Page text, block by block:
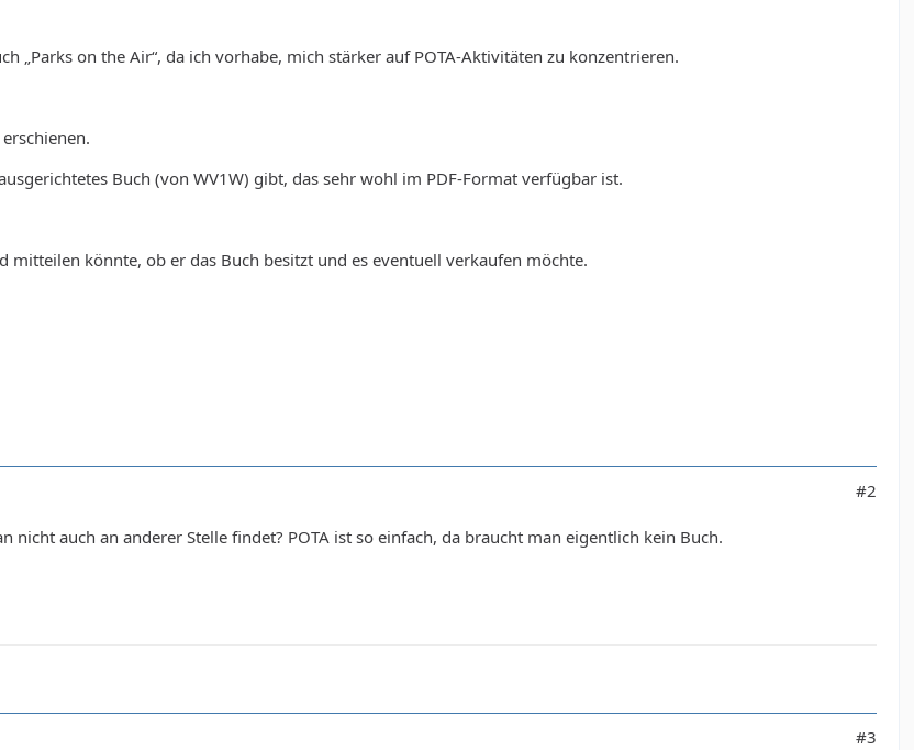
„Parks on the Air“, da ich vorhabe, mich stärker auf POTA-Aktivitäten zu konzentrieren.
Buch (von WV1W) gibt, das sehr wohl im PDF-Format verfügbar ist.
könnte, ob er das Buch besitzt und es eventuell verkaufen möchte.
#2
nicht auch an anderer Stelle findet? POTA ist so einfach, da braucht man eigentlich kein Buch.
#3